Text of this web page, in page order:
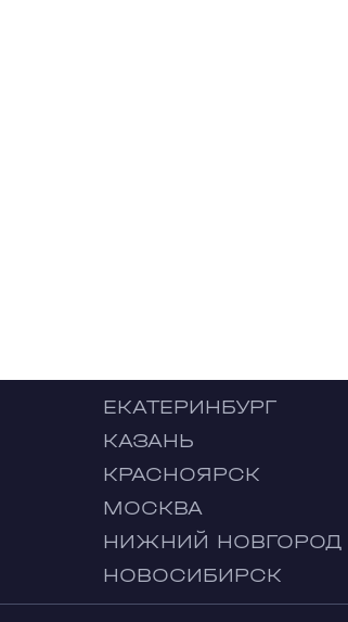
ЕКАТЕРИНБУРГ
КАЗАНЬ
КРАСНОЯРСК
МОСКВА
НИЖНИЙ НОВГОРОД
НОВОСИБИРСК